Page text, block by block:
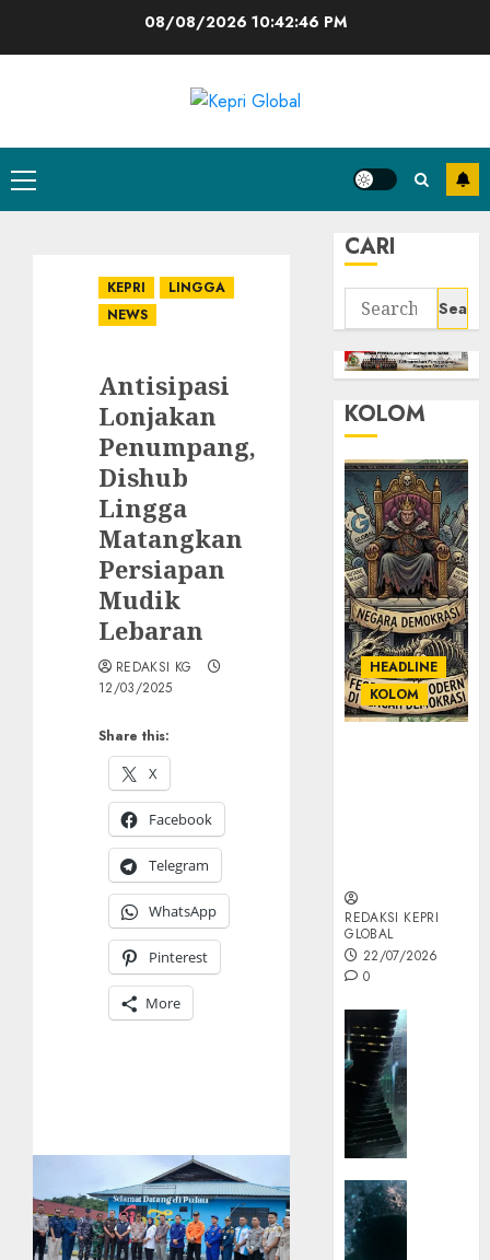
08/08/2026 10:42:46 PM
Primary
Menu
KEPRI
LINGGA
NEWS
Antisipasi
Lonjakan
Penumpang,
Dishub
Lingga
Matangkan
Persiapan
Mudik
Lebaran
Share this:
X
Facebook
Telegram
WhatsApp
Pinterest
More
REDAKSI KG
12/03/2025
CARI
Search
for:
KOLOM
HEADLINE
KOLOM
REDAKSI KEPRI
GLOBAL
22/07/2026
0